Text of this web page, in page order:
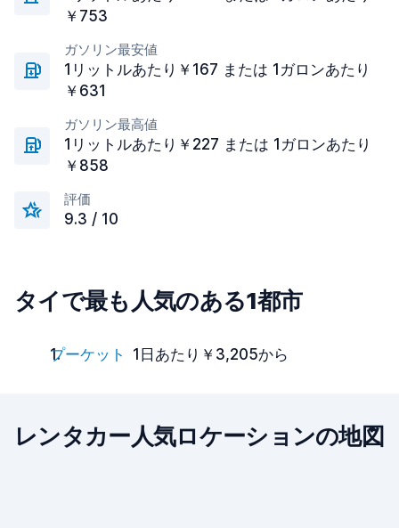
￥753
ガソリン最安値
1リットルあたり￥167 または 1ガロンあたり
￥631
ガソリン最高値
1リットルあたり￥227 または 1ガロンあたり
￥858
評価
9.3 / 10
タイで最も人気のある1都市
プーケット 1日あたり￥3,205から
レンタカー人気ロケーションの地図